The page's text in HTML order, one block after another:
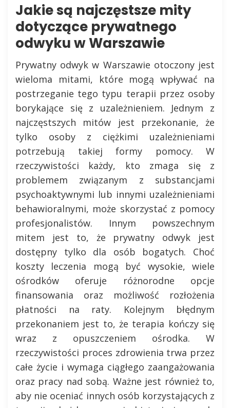
Jakie są najczęstsze mity
dotyczące prywatnego
odwyku w Warszawie
Prywatny odwyk w Warszawie otoczony jest
wieloma mitami, które mogą wpływać na
postrzeganie tego typu terapii przez osoby
borykające się z uzależnieniem. Jednym z
najczęstszych mitów jest przekonanie, że
tylko osoby z ciężkimi uzależnieniami
potrzebują takiej formy pomocy. W
rzeczywistości każdy, kto zmaga się z
problemem związanym z substancjami
psychoaktywnymi lub innymi uzależnieniami
behawioralnymi, może skorzystać z pomocy
profesjonalistów. Innym powszechnym
mitem jest to, że prywatny odwyk jest
dostępny tylko dla osób bogatych. Choć
koszty leczenia mogą być wysokie, wiele
ośrodków oferuje różnorodne opcje
finansowania oraz możliwość rozłożenia
płatności na raty. Kolejnym błędnym
przekonaniem jest to, że terapia kończy się
wraz z opuszczeniem ośrodka. W
rzeczywistości proces zdrowienia trwa przez
całe życie i wymaga ciągłego zaangażowania
oraz pracy nad sobą. Ważne jest również to,
aby nie oceniać innych osób korzystających z